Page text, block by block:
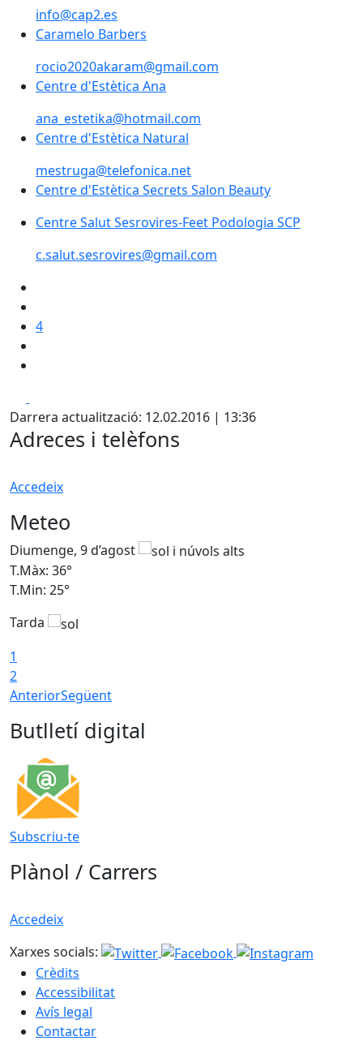
info@cap2.es
Caramelo Barbers
rocio2020akaram@gmail.com
Centre d'Estètica Ana
ana_estetika@hotmail.com
Centre d'Estètica Natural
mestruga@telefonica.net
Centre d'Estètica Secrets Salon Beauty
Centre Salut Sesrovires-Feet Podologia SCP
c.salut.sesrovires@gmail.com
4
Darrera actualització: 12.02.2016 | 13:36
Adreces i telèfons
Accedeix
Meteo
Diumenge, 9 d’agost
T.Màx: 36°
T.Min: 25°
Tarda
1
2
AnteriorSegüent
Butlletí digital
Subscriu-te
Plànol / Carrers
Accedeix
Xarxes socials:
Crèdits
Accessibilitat
Avís legal
Contactar